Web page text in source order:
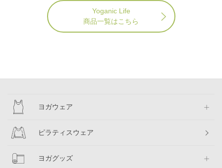
Yoganic Life
商品一覧はこちら
ヨガウェア
ピラティスウェア
ヨガグッズ